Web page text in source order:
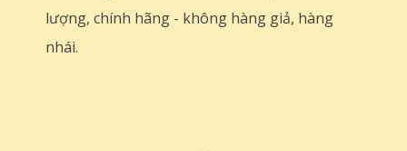
lượng, chính hãng - không hàng giả, hàng
nhái.